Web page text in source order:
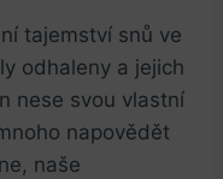
tajemství snů ve
odhaleny a jejich
⁤nese ‍svou vlastní
napovědět
​naše